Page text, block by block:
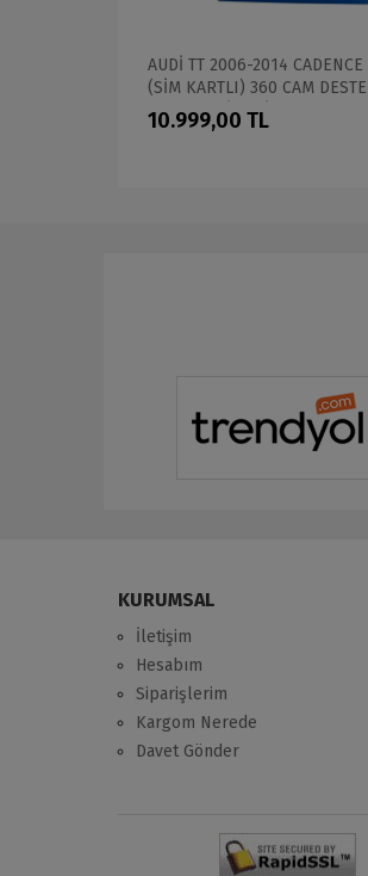
AUDİ TT 2006-2014
(SİM KARTLI) 360 CAM
OEM MULTİMEDİA
10.999,00 TL
KURUMSAL
İletişim
Hesabım
Siparişlerim
Kargom Nerede
Davet Gönder